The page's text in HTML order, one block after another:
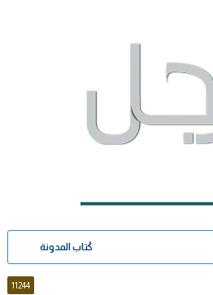
كُتاب المدونة
11244